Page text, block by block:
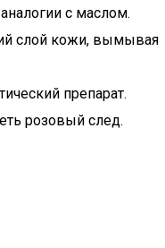
с маслом.
слой кожи, вымывая
препарат.
розовый след.